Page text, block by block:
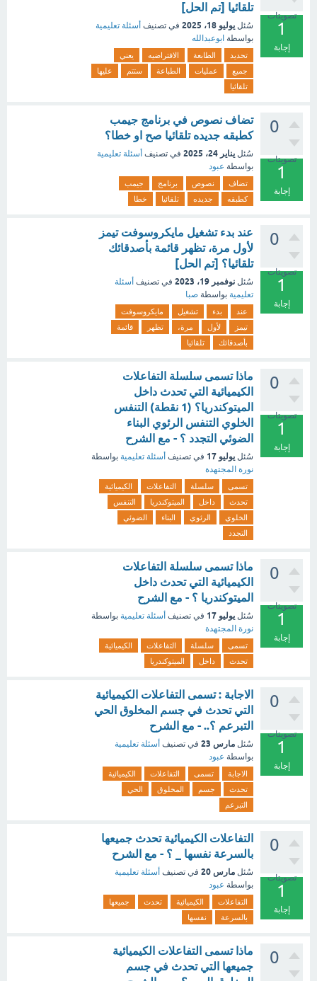
تصويتات
1
إجابة
تلقائيا [تم الحل]
سُئل يوليو 18، 2025 في تصنيف أسئلة تعليمية
بواسطة ابوعبدالله
تحديد الطابعة الافتراضيه
يعني
جميع
عمليات الطباعة ستتم
عليها
تلقائيا
0
تصويتات
1
إجابة
تضاف نصوص في برنامج جيمب
كطبقه جديده تلقائيا صح او خطا؟
سُئل يناير 24، 2025 في تصنيف أسئلة تعليمية
بواسطة عبود
تضاف نصوص برنامج
جيمب
كطبقه
جديده تلقائيا خطا
0
تصويتات
1
إجابة
عند بدء تشغيل مايكروسوفت تيمز
لأول مرة، تظهر قائمة بأصدقائك
تلقائيا؟ [تم الحل]
سُئل نوفمبر 19، 2023 في تصنيف أسئلة
تعليمية بواسطة صبا
عند بدء تشغيل
مايكروسوفت
تيمز
لأول مرة، تظهر
قائمة
بأصدقائك
تلقائيا
0
تصويتات
1
إجابة
ماذا تسمى سلسلة التفاعلات
الكيميائية التي تحدث داخل
الميتوكندريا؟ (1 نقطة) التنفس
الخلوي التنفس الرئوي البناء
الضوئي التجدد ؟ - مع الشرح
سُئل يوليو 17 في تصنيف أسئلة تعليمية بواسطة
نورة المجتهدة
تسمى سلسلة التفاعلات
الكيميائية
تحدث
داخل الميتوكندريا
التنفس
الخلوي
الرئوي البناء
الضوئي
التجدد
0
تصويتات
1
إجابة
ماذا تسمى سلسلة التفاعلات
الكيميائية التي تحدث داخل
الميتوكندريا ؟ - مع الشرح
سُئل يوليو 17 في تصنيف أسئلة تعليمية بواسطة
نورة المجتهدة
تسمى سلسلة التفاعلات
الكيميائية
تحدث
داخل الميتوكندريا
0
تصويتات
1
إجابة
الاجابة : تسمى التفاعلات الكيميائية
التي تحدث في جسم المخلوق الحي
التبرعم ؟.. - مع الشرح
سُئل مارس 23 في تصنيف أسئلة تعليمية
بواسطة عبود
الاجابة تسمى التفاعلات
الكيميائية
تحدث
جسم المخلوق
الحي
التبرعم
0
تصويتات
1
إجابة
التفاعلات الكيميائية تحدث جميعها
بالسرعة نفسها _ ؟ - مع الشرح
سُئل مارس 20 في تصنيف أسئلة تعليمية
بواسطة عبود
التفاعلات الكيميائية تحدث
جميعها
بالسرعة
نفسها
0
ماذا تسمى التفاعلات الكيميائية
جميعها التي تحدث في جسم